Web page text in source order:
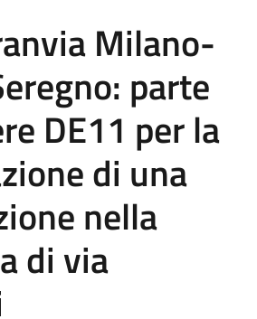
Milano-
parte
DE11 per la
di una
nella
di via